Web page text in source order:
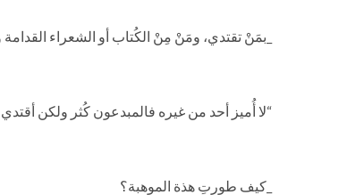
_بمَنْ تقتدي، ومَنْ مِنْ الكُتاب أو الشعراء
“لا أُميز أحد من غيره فالمبدعون كُثر ولكن
_كيف طورتِ هذة الموهبة؟